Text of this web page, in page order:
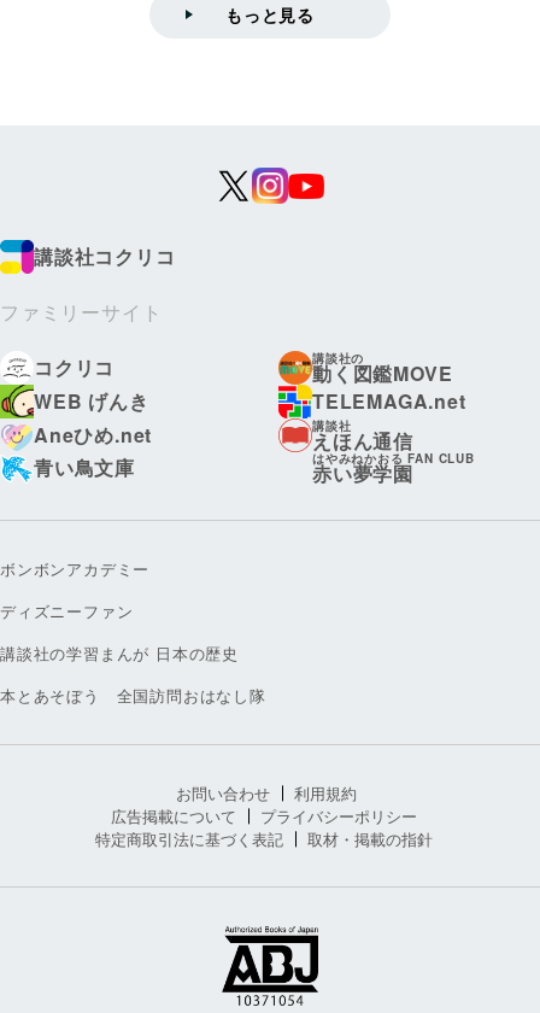
もっと見る
講談社コクリコ
ファミリーサイト
コクリコ
講談社の
動く図鑑MOVE
WEB げんき
TELEMAGA.net
Aneひめ.net
講談社
えほん通信
青い鳥文庫
はやみねかおる FAN CLUB
赤い夢学園
ボンボンアカデミー
ディズニーファン
講談社の学習まんが 日本の歴史
本とあそぼう 全国訪問おはなし隊
お問い合わせ
利用規約
広告掲載について
プライバシーポリシー
特定商取引法に基づく表記
取材・掲載の指針